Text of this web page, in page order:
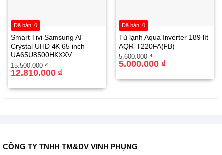
mẽ 2400W, có thể rửa được khoảng 14 bộ chén đĩa Châu
Âu, tương đương với 3 – 4 bữa ăn Việt. Mỗi lần rửa tiêu
thụ khoảng 9 lít nước, giúp tiết kiệm nước trong khi vẫn
đảm bảo hiệu quả làm sạch.
Độ ồn thấp: Máy hoạt động với độ ồn chỉ 40 dB, tương
tiếng ồn.
Smart Tivi Samsung AI
Crystal UHD 4K 65 inch
UA65U8500HKXXV
15.500.000₫
Giá
gốc
12.810.000 ₫
Giá
hiện
12.810.000 ₫.
Đã bán: 0
Tủ lạnh Aqua Inverter 189 lít
AQR-T220FA(FB)
5.600.000₫
Giá
gốc
5.000.000 ₫
Giá
hiện
5.000.000 ₫.
Đã bán: 0
CÔNG TY TNHH TM&DV VINH PHỤNG